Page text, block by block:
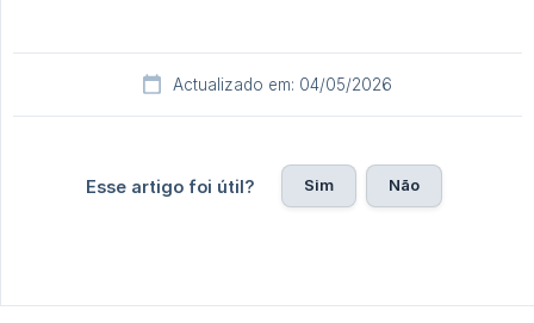
Actualizado em: 04/05/2026
Esse artigo foi útil? Sim Não